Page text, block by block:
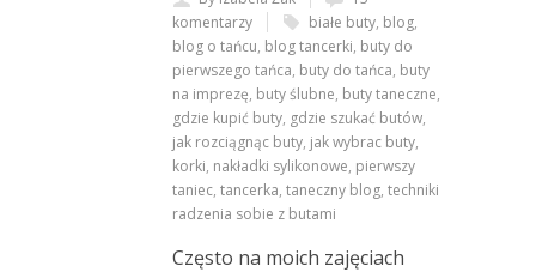
komentarzy
białe buty, blog,
blog o tańcu, blog tancerki, buty do
pierwszego tańca, buty do tańca, buty
na imprezę, buty ślubne, buty taneczne,
gdzie kupić buty, gdzie szukać butów,
jak rozciągnąc buty, jak wybrac buty,
korki, nakładki sylikonowe, pierwszy
taniec, tancerka, taneczny blog, techniki
radzenia sobie z butami
Często na moich zajęciach